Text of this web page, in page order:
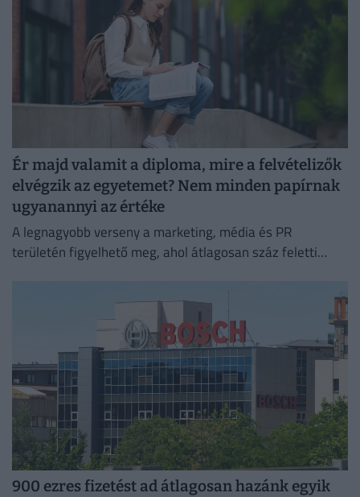
Ér majd valamit a diploma, mire a felvételizők
elvégzik az egyetemet? Nem minden papírnak
ugyanannyi az értéke
A legnagyobb verseny a marketing, média és PR
területén figyelhető meg, ahol átlagosan száz feletti
900 ezres fizetést ad átlagosan hazánk egyik